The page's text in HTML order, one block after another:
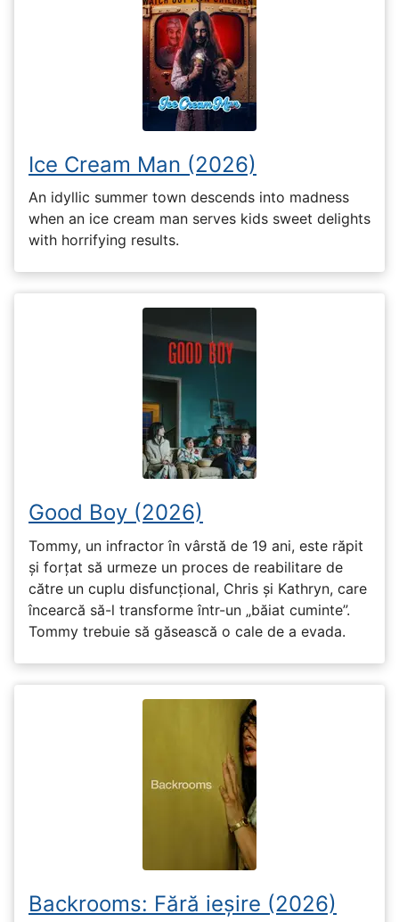
Ice Cream Man (2026)
An idyllic summer town descends into madness
when an ice cream man serves kids sweet delights
with horrifying results.
Good Boy (2026)
Tommy, un infractor în vârstă de 19 ani, este răpit
și forțat să urmeze un proces de reabilitare de
către un cuplu disfuncțional, Chris și Kathryn, care
încearcă să-l transforme într-un „băiat cuminte”.
Tommy trebuie să găsească o cale de a evada.
Backrooms: Fără ieșire (2026)